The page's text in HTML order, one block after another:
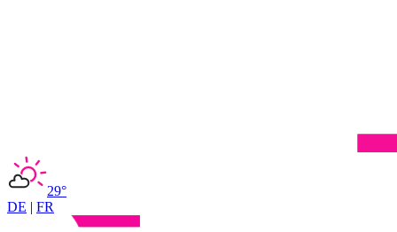
29°
DE | FR